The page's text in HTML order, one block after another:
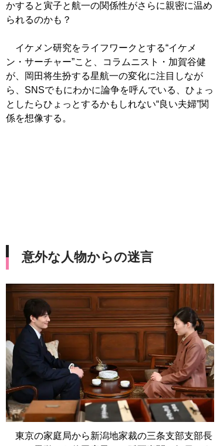
かすると寅子と航一の関係性がさらに親密に温め
られるのかも？
イケメン研究をライフワークとする“イケメ
ン・サーチャー”こと、コラムニスト・加賀谷健
が、岡田将生扮する星航一の変化に注目しなが
ら、SNSでもにわかに論争を呼んでいる、ひょっ
としたらひょっとするかもしれない“良い夫婦”関
係を想像する。
意外な人物からの迷言
東京の家庭局から新潟地家裁の三条支部支部長